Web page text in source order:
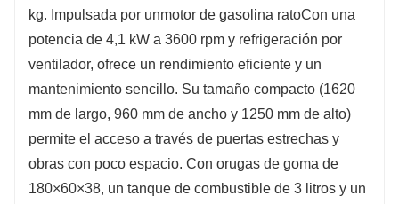
kg. Impulsada por unmotor de gasolina ratoCon una
potencia de 4,1 kW a 3600 rpm y refrigeración por
ventilador, ofrece un rendimiento eficiente y un
mantenimiento sencillo. Su tamaño compacto (1620
mm de largo, 960 mm de ancho y 1250 mm de alto)
permite el acceso a través de puertas estrechas y
obras con poco espacio. Con orugas de goma de
180×60×38, un tanque de combustible de 3 litros y un